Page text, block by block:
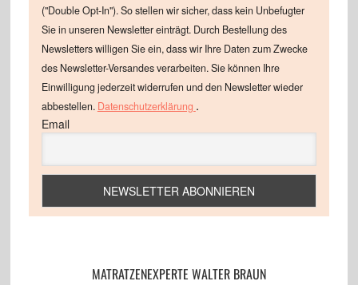
("Double Opt-In"). So stellen wir sicher, dass kein Unbefugter
Sie in unseren Newsletter einträgt. Durch Bestellung des
Newsletters willigen Sie ein, dass wir Ihre Daten zum Zwecke
des Newsletter-Versandes verarbeiten. Sie können Ihre
Einwilligung jederzeit widerrufen und den Newsletter wieder
abbestellen. Datenschutzerklärung .
Email
MATRATZENEXPERTE WALTER BRAUN